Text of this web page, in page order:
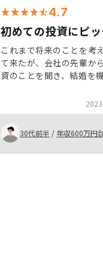
4.7
初めての投資にピッ
これまで将来のことを考
て来たが、会社の先輩か
資のことを聞き、結婚を
話を聞いてみました。 初
資、初めての不動産投資
何がどうなるのか不安で
の、担当の方に不安な点
ら全て解消して下さった
30代前半 / 年収600万円